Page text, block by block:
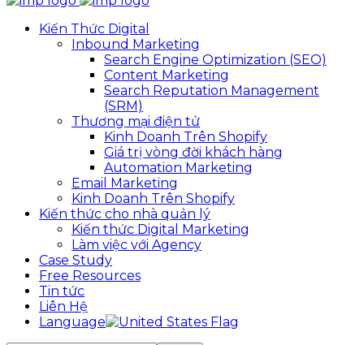
Kiến Thức Digital
Inbound Marketing
Search Engine Optimization (SEO)
Content Marketing
Search Reputation Management
(SRM)
Thương mại điện tử
Kinh Doanh Trên Shopify
Giá trị vòng đời khách hàng
Automation Marketing
Email Marketing
Kinh Doanh Trên Shopify
Kiến thức cho nhà quản lý
Kiến thức Digital Marketing
Làm việc với Agency
Case Study
Free Resources
Tin tức
Liên Hệ
Language